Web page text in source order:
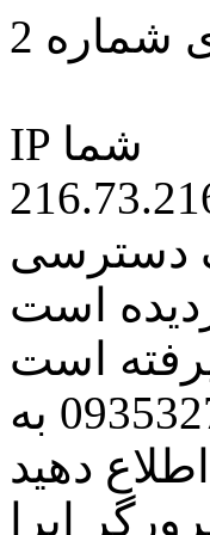
شماره 2
IP شما
دسترسی
است
است
مراتب این مسئله را از طریق شماره تلفن 09353273300 به
دهید
اپرا